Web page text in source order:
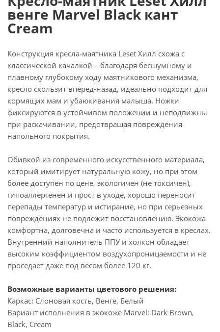
венге Marvel Black кант
Cream
Конструкция кресла-маятника Leset Хилл схожа с
классической качалкой – благодаря бесшумному и
плавному глубокому ходу маятникового механизма,
кресло скользит вперед-назад, идеально подходит для
кормящих мам и убаюкивания малыша. Ножки
фиксируются в устойчивом положении и неподвижны
при раскачивании, предотвращая повреждения
напольного покрытия.
Обивкой из современного искусственного материала,
который имитирует натуральную кожу, но при этом
более доступен по цене, экологичен (не токсичен),
гипоаллергенен и прост в уходе, хорошо переносит
перепады температур и истирание, но при серьезных
повреждениях не подлежит восстановлению. Экокожа
комфортна, долговечна и часто используется в креслах.
Внутренний наполнитель ППУ и холкон обладает
высоким коэффициентом воздухопроницаемости и не
проседает даже под весом более 120 кг.
Возможные варианты цветового решения:
Каркас: Слоновая кость, Венге, Белый
Вариант исполнения в экокоже Marvel: Dark Brown,
Black, Cream